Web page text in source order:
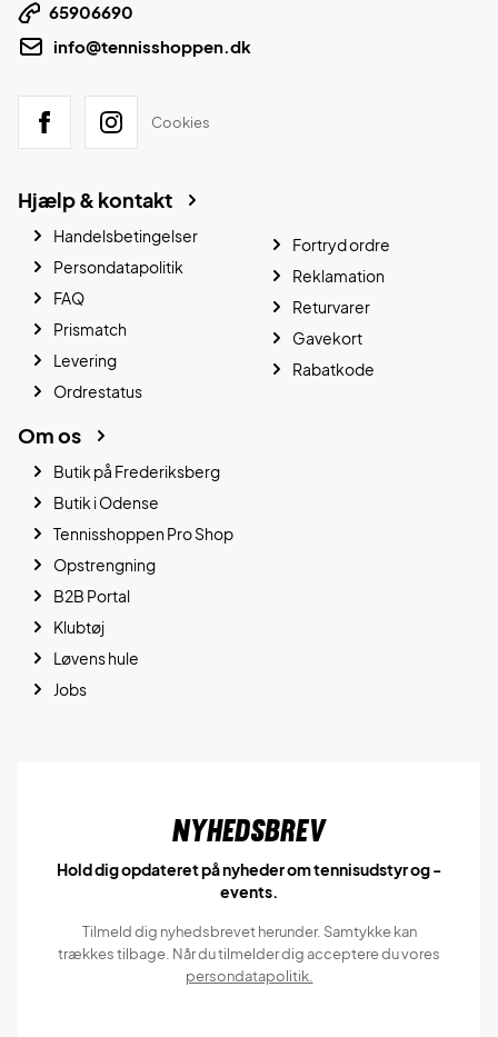
65906690
info@tennisshoppen.dk
Cookies
Hjælp & kontakt
Handelsbetingelser
Persondatapolitik
FAQ
Prismatch
Levering
Ordrestatus
Fortryd ordre
Reklamation
Returvarer
Gavekort
Rabatkode
Om os
Butik på Frederiksberg
Butik i Odense
Tennisshoppen Pro Shop
Opstrengning
B2B Portal
Klubtøj
Løvens hule
Jobs
Nyhedsbrev
Hold dig opdateret på nyheder om tennisudstyr og -
events.
Tilmeld dig nyhedsbrevet herunder. Samtykke kan
trækkes tilbage. Når du tilmelder dig acceptere du vores
persondatapolitik.